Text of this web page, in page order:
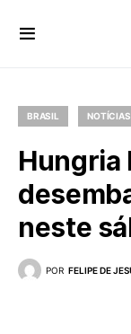
BRASIL NOTÍCIAS
Hungria
neste
POR FELIPE DE